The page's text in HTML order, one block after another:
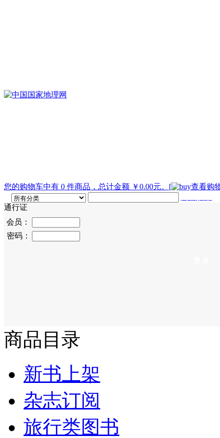
您的购物车中有 0 件商品，总计金额 ￥0.00元。 [
查看购
通行证
会员：
密码：
商品目录
新书上架
杂志订阅
旅行类图书